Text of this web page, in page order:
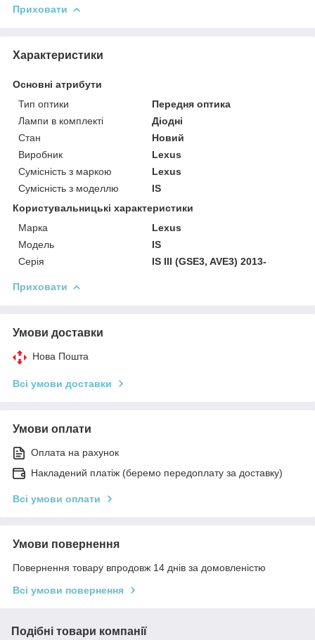
Приховати
Характеристики
Основні атрибути
Тип оптики
Передня оптика
Лампи в комплекті
Діодні
Стан
Новий
Виробник
Lexus
Сумісність з маркою
Lexus
Сумісність з моделлю
IS
Користувальницькі характеристики
Марка
Lexus
Модель
IS
Серія
IS III (GSE3, AVE3) 2013-
Приховати
Умови доставки
Нова Пошта
Всі умови доставки
Умови оплати
Оплата на рахунок
Накладений платіж (беремо передоплату за доставку)
Всі умови оплати
Умови повернення
Повернення товару впродовж 14 днів за домовленістю
Всі умови повернення
Подібні товари компанії